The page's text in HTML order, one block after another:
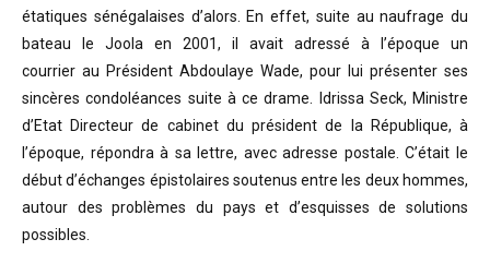
étatiques sénégalaises d’alors. En effet, suite au naufrage du
bateau le Joola en 2001, il avait adressé à l’époque un
courrier au Président Abdoulaye Wade, pour lui présenter ses
sincères condoléances suite à ce drame. Idrissa Seck, Ministre
d’Etat Directeur de cabinet du président de
la République, à
l’époque, répondra à sa lettre, avec adresse postale. C’était le
début d’échanges épistolaires soutenus entre les deux hommes,
autour des problèmes du pays et d’esquisses de solutions
possibles.